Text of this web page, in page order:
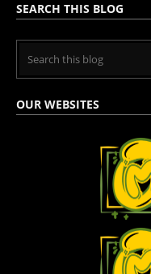
SEARCH THIS BLOG
OUR WEBSITES